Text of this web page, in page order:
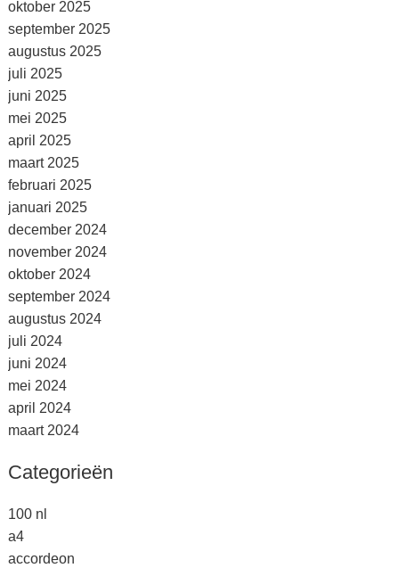
oktober 2025
september 2025
augustus 2025
juli 2025
juni 2025
mei 2025
april 2025
maart 2025
februari 2025
januari 2025
december 2024
november 2024
oktober 2024
september 2024
augustus 2024
juli 2024
juni 2024
mei 2024
april 2024
maart 2024
Categorieën
100 nl
a4
accordeon